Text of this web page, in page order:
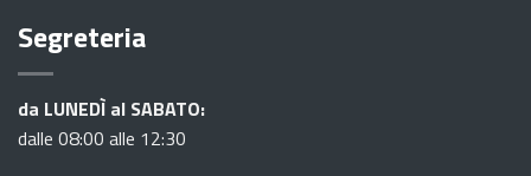
Segreteria
da LUNEDÌ al SABATO:
dalle 08:00 alle 12:30